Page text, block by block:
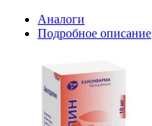
Аналоги
Подробное описание